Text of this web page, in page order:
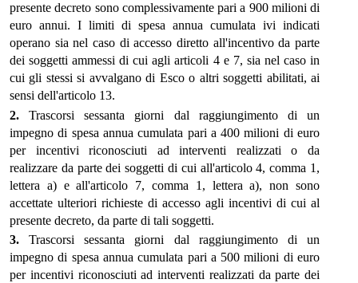
presente decreto sono complessivamente pari a 900 milioni di
euro annui. I limiti di spesa annua cumulata ivi indicati
operano sia nel caso di accesso diretto all'incentivo da parte
dei soggetti ammessi di cui agli articoli 4 e 7, sia nel caso in
cui gli stessi si avvalgano di Esco o altri soggetti abilitati, ai
sensi dell'articolo 13.
2. Trascorsi sessanta giorni dal raggiungimento di un
impegno di spesa annua cumulata pari a 400 milioni di euro
per incentivi riconosciuti ad interventi realizzati o da
realizzare da parte dei soggetti di cui all'articolo 4, comma 1,
lettera a) e all'articolo 7, comma 1, lettera a), non sono
accettate ulteriori richieste di accesso agli incentivi di cui al
presente decreto, da parte di tali soggetti.
3. Trascorsi sessanta giorni dal raggiungimento di un
impegno di spesa annua cumulata pari a 500 milioni di euro
per incentivi riconosciuti ad interventi realizzati da parte dei